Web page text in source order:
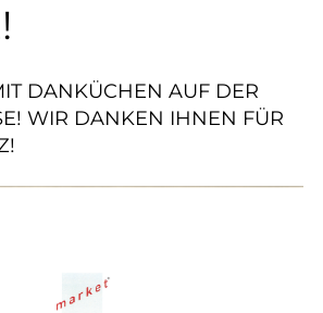
DANKÜCHEN AUF DER
WIR DANKEN IHNEN FÜR